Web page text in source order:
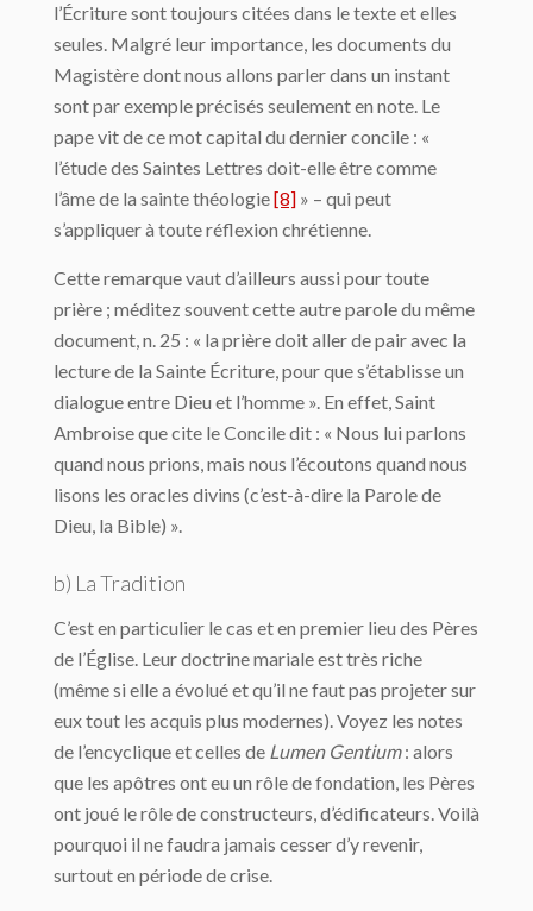
l’Écriture sont toujours citées dans le texte et elles
seules. Malgré leur importance, les documents du
Magistère dont nous allons parler dans un instant
sont par exemple précisés seulement en note. Le
pape vit de ce mot capital du dernier concile : «
l’étude des Saintes Lettres doit-elle être comme
l’âme de la sainte théologie[8] » – qui peut
s’appliquer à toute réflexion chrétienne.
Cette remarque vaut d’ailleurs aussi pour toute
prière ; méditez souvent cette autre parole du même
document, n. 25 : « la prière doit aller de pair avec la
lecture de la Sainte Écriture, pour que s’établisse un
dialogue entre Dieu et l’homme ». En effet, Saint
Ambroise que cite le Concile dit : « Nous lui parlons
quand nous prions, mais nous l’écoutons quand nous
lisons les oracles divins (c’est-à-dire la Parole de
Dieu, la Bible) ».
b) La Tradition
C’est en particulier le cas et en premier lieu des Pères
de l’Église. Leur doctrine mariale est très riche
(même si elle a évolué et qu’il ne faut pas projeter sur
eux tout les acquis plus modernes). Voyez les notes
de l’encyclique et celles de Lumen Gentium: alors
que les apôtres ont eu un rôle de fondation, les Pères
ont joué le rôle de constructeurs, d’édificateurs. Voilà
pourquoi il ne faudra jamais cesser d’y revenir,
surtout en période de crise.